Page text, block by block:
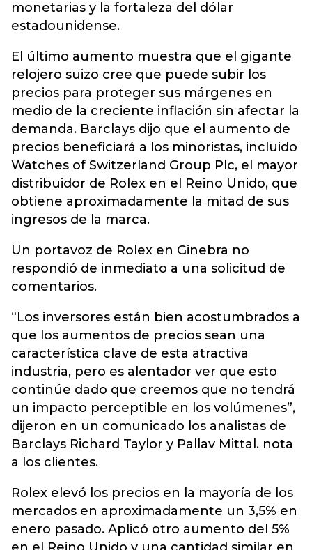
monetarias y la fortaleza del dólar
estadounidense.
El último aumento muestra que el gigante
relojero suizo cree que puede subir los
precios para proteger sus márgenes en
medio de la creciente inflación sin afectar la
demanda. Barclays dijo que el aumento de
precios beneficiará a los minoristas, incluido
Watches of Switzerland Group Plc, el mayor
distribuidor de Rolex en el Reino Unido, que
obtiene aproximadamente la mitad de sus
ingresos de la marca.
Un portavoz de Rolex en Ginebra no
respondió de inmediato a una solicitud de
comentarios.
“Los inversores están bien acostumbrados a
que los aumentos de precios sean una
característica clave de esta atractiva
industria, pero es alentador ver que esto
continúe dado que creemos que no tendrá
un impacto perceptible en los volúmenes”,
dijeron en un comunicado los analistas de
Barclays Richard Taylor y Pallav Mittal. nota
a los clientes.
Rolex elevó los precios en la mayoría de los
mercados en aproximadamente un 3,5% en
enero pasado. Aplicó otro aumento del 5%